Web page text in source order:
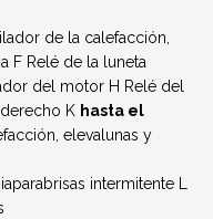
de la calefacción,
F Relé de la luneta
del motor H Relé del
K hasta el
elevalunas y
intermitente